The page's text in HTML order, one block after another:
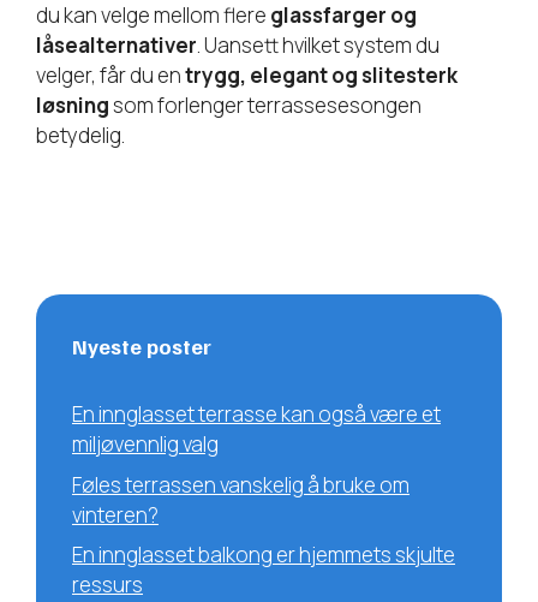
du kan velge mellom flere glassfarger og
låsealternativer. Uansett hvilket system du
velger, får du entrygg, elegant og slitesterk
løsningsom forlenger terrassesesongen
betydelig.
Nyeste poster
En innglasset terrasse kan også være et
miljøvennlig valg
Føles terrassen vanskelig å bruke om
vinteren?
En innglasset balkong er hjemmets skjulte
ressurs